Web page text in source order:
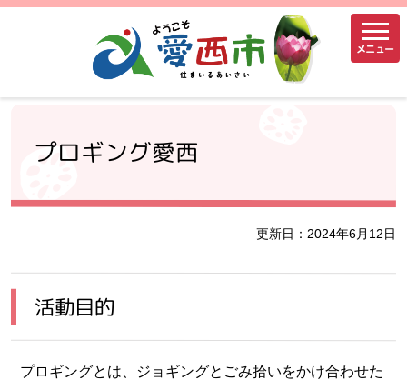
メニュー
プロギング愛西
更新日：2024年6月12日
活動目的
プロギングとは、ジョギングとごみ拾いをかけ合わせた